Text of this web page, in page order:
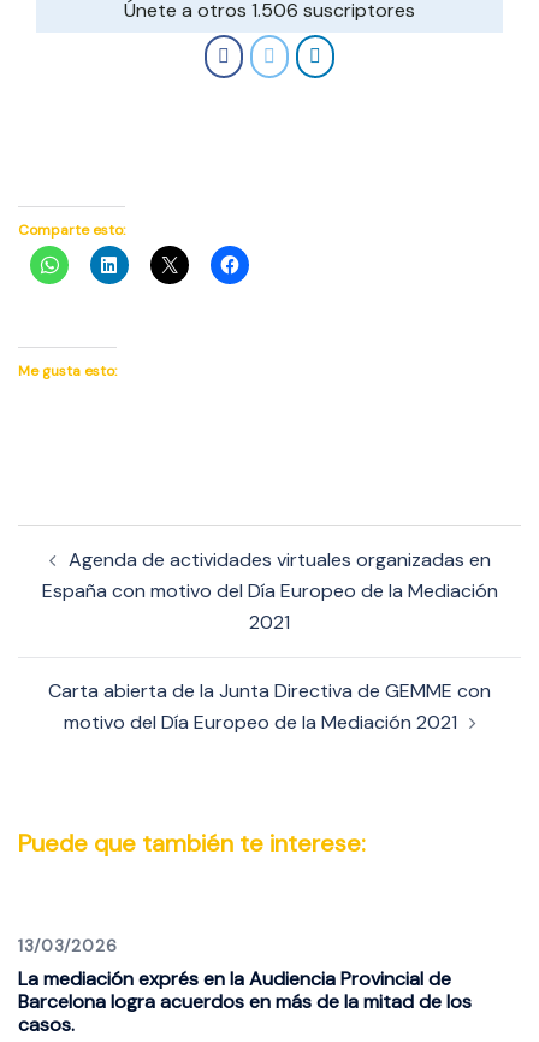
Únete a otros 1.506 suscriptores
Comparte esto:
Me gusta esto:
de
entradas
Agenda de actividades virtuales organizadas en
España con motivo del Día Europeo de la Mediación
2021
Carta abierta de la Junta Directiva de GEMME con
motivo del Día Europeo de la Mediación 2021
Puede que también te interese:
13/03/2026
La mediación exprés en la Audiencia Provincial de
Barcelona logra acuerdos en más de la mitad de los
casos.